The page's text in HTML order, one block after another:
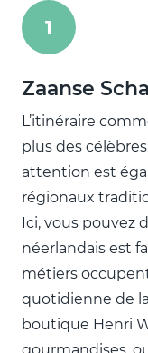
1
Zaanse
L’itinéraire
plus des
attention est
régionaux
Ici, vous pouvez
néerlandais est
métiers
quotidienne de
boutique Henri